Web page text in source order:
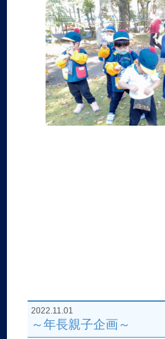
2022.11.01
～年長親子企画～